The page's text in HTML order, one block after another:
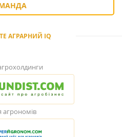
АГРАРНИЙ IQ
агрономів